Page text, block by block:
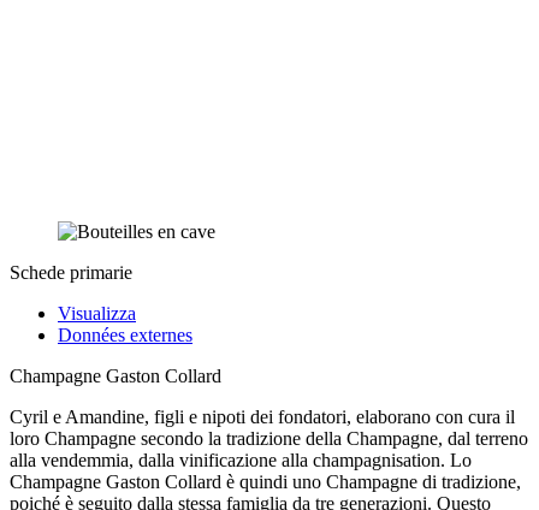
Schede primarie
Visualizza
Données externes
Champagne Gaston Collard
Cyril e Amandine, figli e nipoti dei fondatori, elaborano con cura il
loro Champagne secondo la tradizione della Champagne, dal terreno
alla vendemmia, dalla vinificazione alla champagnisation. Lo
Champagne Gaston Collard è quindi uno Champagne di tradizione,
poiché è seguito dalla stessa famiglia da tre generazioni. Questo